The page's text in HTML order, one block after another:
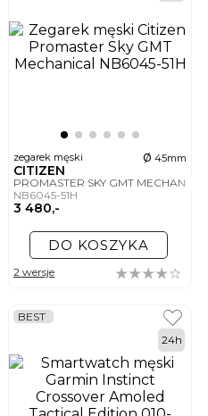
zegarek męski ø 45mm
CITIZEN
PROMASTER SKY GMT MECHANICAL
NB6045-51H
3 480,-
DO KOSZYKA
2 wersje
BEST
24h